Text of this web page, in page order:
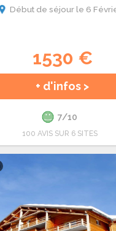
Début de séjour le 6
1530 €
+ d'infos >
7/10
100 AVIS SUR 6 SITES